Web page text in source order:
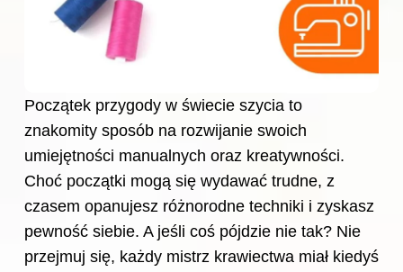
Początek przygody w świecie szycia to
znakomity sposób na rozwijanie swoich
umiejętności manualnych oraz kreatywności.
Choć początki mogą się wydawać trudne, z
czasem opanujesz różnorodne techniki i zyskasz
pewność siebie. A jeśli coś pójdzie nie tak? Nie
przejmuj się, każdy mistrz krawiectwa miał kiedyś